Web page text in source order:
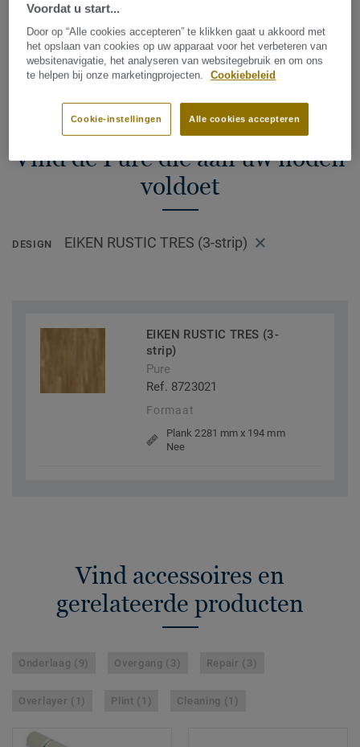
Vind een verkooppunt
Vind de Pure die aan uw noden
voldoet
DESIGN EIKEN RUSTIC TRES (3-strip)
EIKEN RUSTIC TRES (3-
strip)
Pure
Ref. 8723021
Formaat
Plank 2281 mm x 194 mm
Nee
Vind accessoires en
gerelateerde producten
Onderlaag (9) Overgang (3) Repair (3)
Overlayer (1) Plint (1) Cleaning (1)
Voordat u start...
Door op “Alle cookies accepteren” te klikken gaat u akkoord met
het opslaan van cookies op uw apparaat voor het verbeteren van
websitenavigatie, het analyseren van websitegebruik en om ons
te helpen bij onze marketingprojecten.
Cookiebeleid
Alle cookies accepteren
Cookie-instellingen